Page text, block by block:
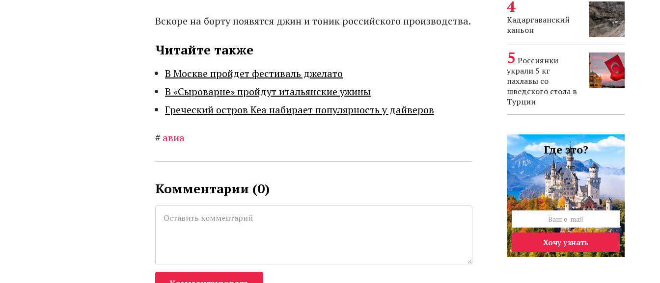
Вскоре на борту появятся джин и тоник российского производства.
Читайте также
В Москве пройдет фестиваль джелато
В «Сыроварне» пройдут итальянские ужины
Греческий остров Кеа набирает популярность у дайверов
# авиа
Комментарии (0)
Кадаргаванский
каньон
Россиянки
украли 5 кг
пахлавы со
шведского стола в
Турции
Где это?
Хочу узнать